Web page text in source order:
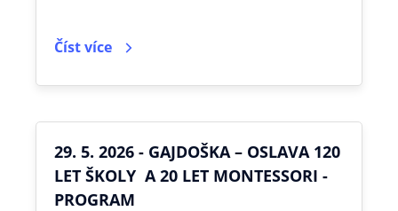
Číst více
29. 5. 2026 - GAJDOŠKA – OSLAVA 120
LET ŠKOLY A 20 LET MONTESSORI -
PROGRAM